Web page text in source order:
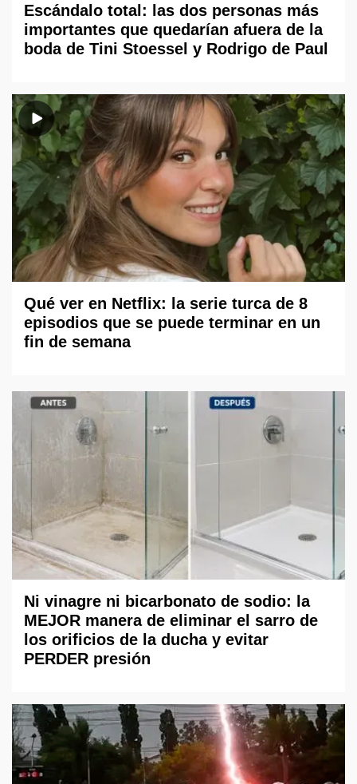
Escándalo total: las dos personas más
importantes que quedarían afuera de la
boda de Tini Stoessel y Rodrigo de Paul
Qué ver en Netflix: la serie turca de 8
episodios que se puede terminar en un
fin de semana
Ni vinagre ni bicarbonato de sodio: la
MEJOR manera de eliminar el sarro de
los orificios de la ducha y evitar
PERDER presión